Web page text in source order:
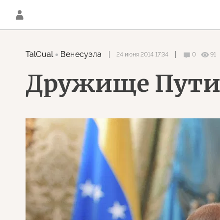
TalCual Венесуэла 24 июня 2014 17:34 0 91
Дружище